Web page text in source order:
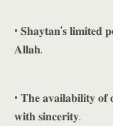
• 𝐒𝐡𝐚𝐲𝐭𝐚𝐧’𝐬
𝐀𝐥𝐥𝐚𝐡.
• 𝐓𝐡𝐞 𝐚𝐯𝐚𝐢𝐥𝐚𝐛𝐢𝐥𝐢𝐭𝐲
𝐰𝐢𝐭𝐡 𝐬𝐢𝐧𝐜𝐞𝐫𝐢𝐭𝐲.